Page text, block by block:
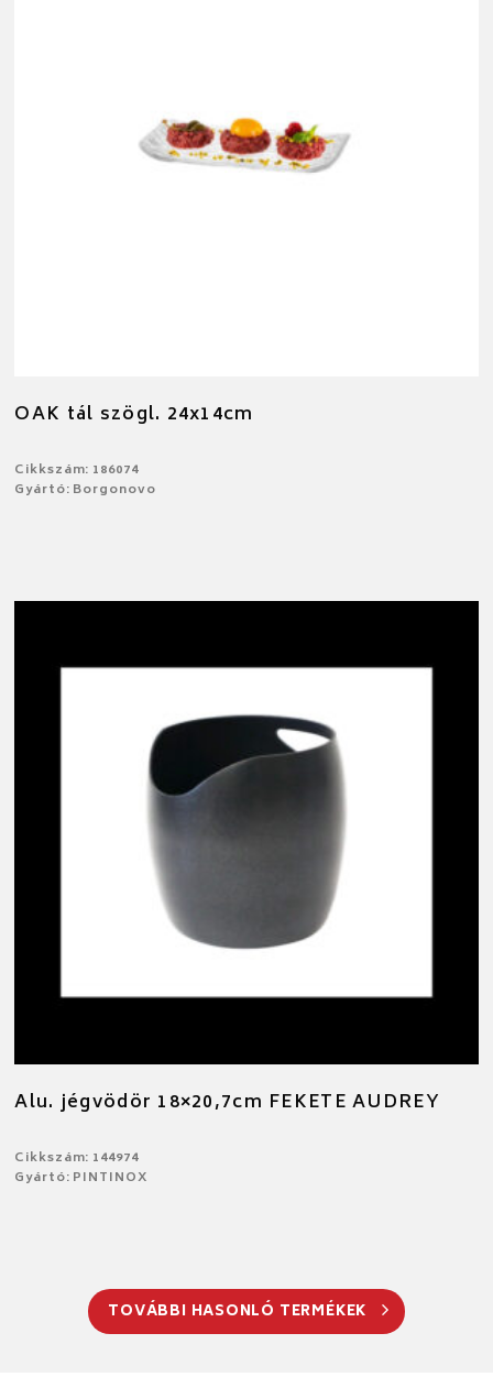
OAK tál szögl. 24x14cm
Cikkszám: 186074
Gyártó: Borgonovo
Alu. jégvödör 18×20,7cm FEKETE AUDREY
Cikkszám: 144974
Gyártó: PINTINOX
TOVÁBBI HASONLÓ TERMÉKEK